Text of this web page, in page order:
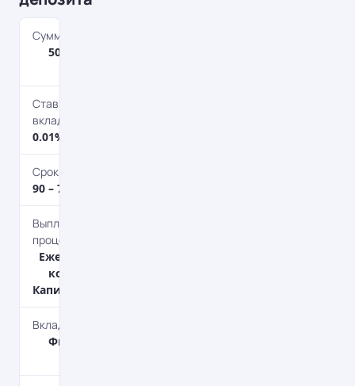
Сумма депозита
50 – 1 000 000
Ставка по
вкладу
0.01% годовых
Срок депозита
90 – 730 дн.
Выплата
процентов
Ежемесячно, В
конце срока,
Капитализация
Вкладчик
Физическим